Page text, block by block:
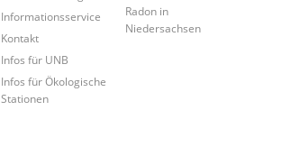
Informationsservice
Kontakt
Infos für UNB
Infos für Ökologische
Stationen
Radon in
Niedersachsen